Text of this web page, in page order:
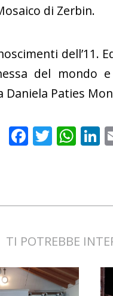
di Zerbin.
dell’11.
del mondo
Daniela Paties
Facebook
TI POTREBBE